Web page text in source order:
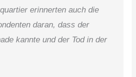
erinnerten auch die
daran, dass der
kannte und der Tod in der